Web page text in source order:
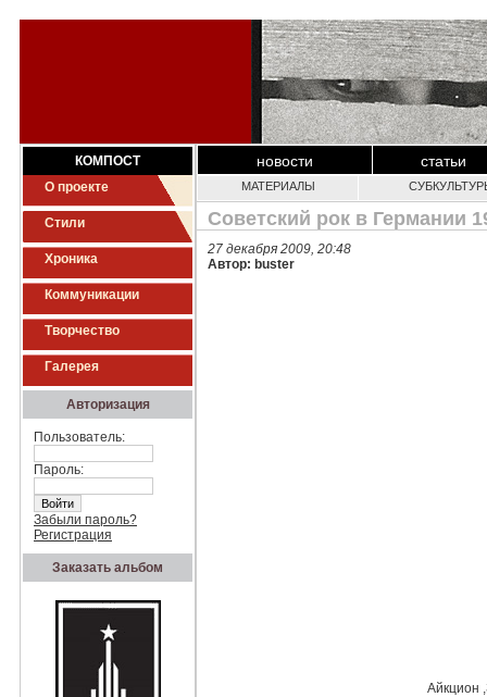
КОМПОСТ
О проекте
Стили
Хроника
Коммуникации
Творчество
Галерея
Авторизация
Пользователь:
Пароль:
Забыли пароль?
Регистрация
Заказать альбом
новости статьи
МАТЕРИАЛЫ
Советский рок в Германии
27 декабря 2009, 20:48
Автор: buster
Айкцион